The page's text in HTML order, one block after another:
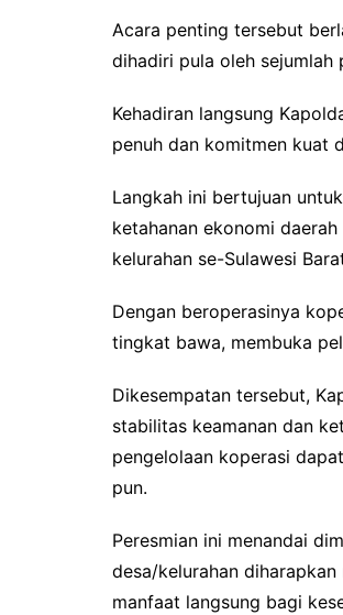
Acara penting tersebut
dihadiri pula oleh
Kehadiran langsung
penuh dan komitmen kuat
Langkah ini bertujuan
ketahanan ekonomi
kelurahan se-Sulawesi
Dengan beroperasinya
tingkat bawa, membuka
Dikesempatan tersebut,
stabilitas keamanan dan
pengelolaan koperasi
pun.
Peresmian ini menandai
desa/kelurahan
manfaat langsung bagi